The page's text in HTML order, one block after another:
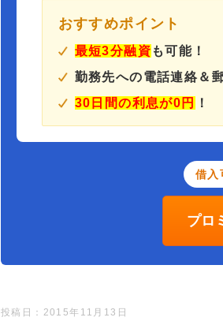
おすすめポイント
最短3分融資 も可能！
勤務先への電話連絡＆
30日間の利息が0円
！
借入
プロ
投稿日：2015年11月13日